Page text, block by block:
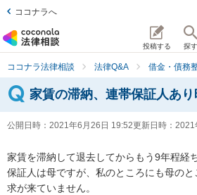
ココナラへ
投稿する 探す
ココナラ法律相談 法律Q&A 借金・債務
家賃の滞納、連帯保証人あり
公開日時： 2021年6月26日 19:52更新日時： 2021
家賃を滞納して退去してからもう9年程経
保証人は母ですが、私のところにも母の
求が来ていません。